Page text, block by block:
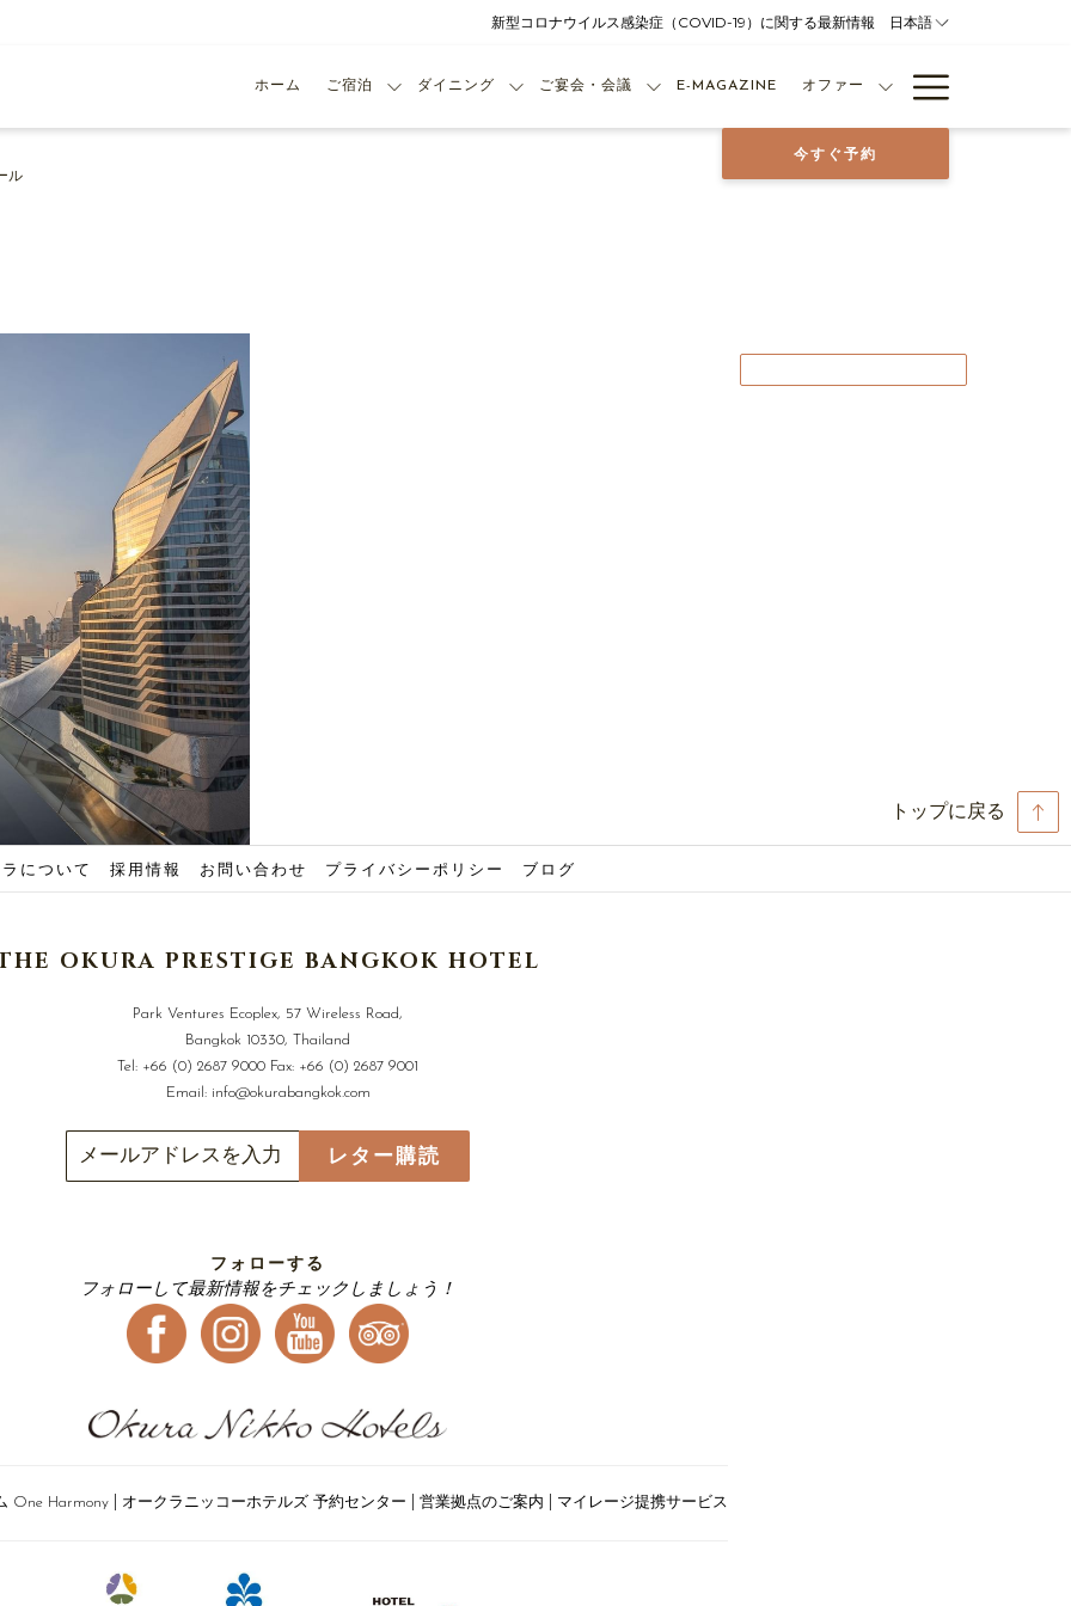
新型コロナウイルス感染症（COVID-19）に関する最新情報 日本語
ホーム ご宿泊 ダイニング ご宴会・会議 E-MAGAZINE オファー Menu
今すぐ予約
ル
トップに戻る
について 採用情報 お問い合わせ プライバシーポリシー ブログ
OKURA PRESTIGE BANGKOK HOTEL
Park Ventures Ecoplex, 57 Wireless Road,
Bangkok 10330, Thailand
Tel: +66 (0) 2687 9000 Fax: +66 (0) 2687 9001
Email: info@okurabangkok.com
レター購読
フォローする
フォローして最新情報をチェックしましょう！
One Harmony オークラニッコーホテルズ 予約センター 営業拠点のご案内 マイレージ提携サービス